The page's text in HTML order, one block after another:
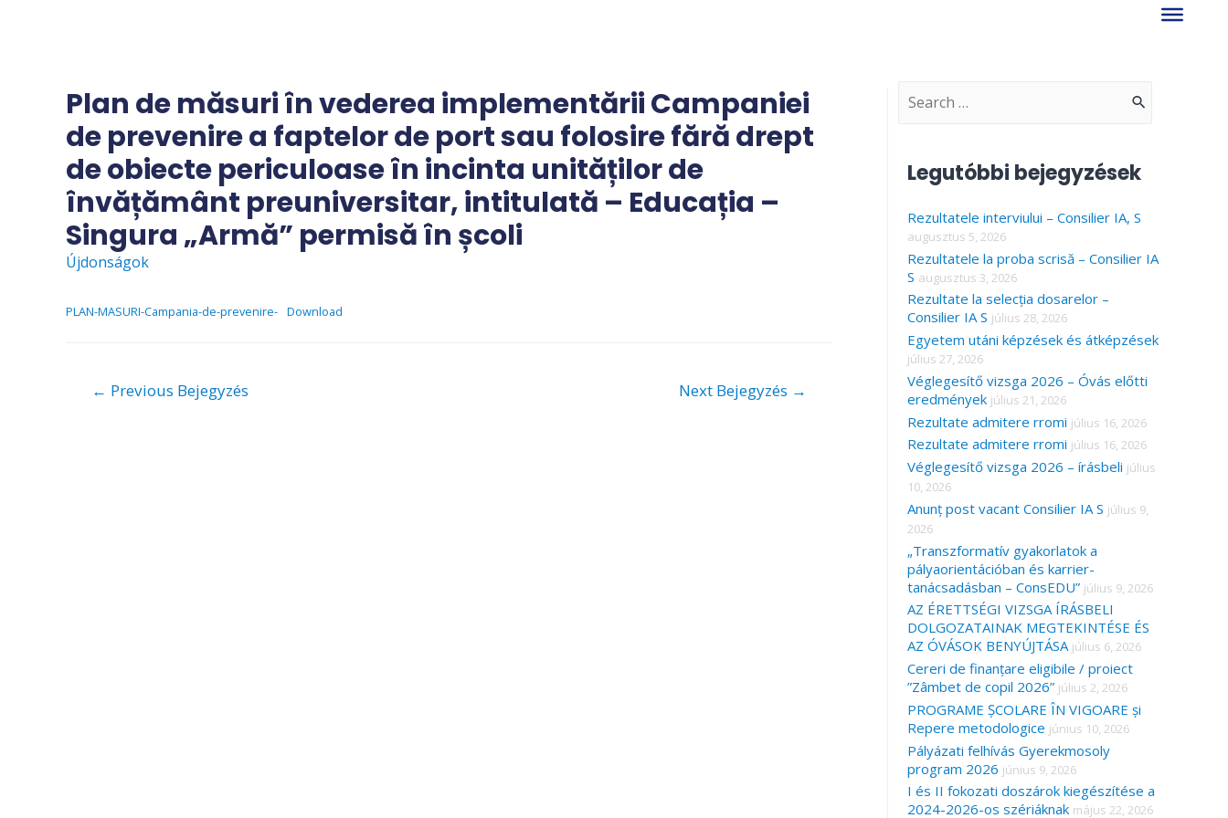
Plan de măsuri în vederea implementării Campaniei
de prevenire a faptelor de port sau folosire fără drept
de obiecte periculoase în incinta unităților de
învățământ preuniversitar, intitulată – Educația –
Singura „Armă” permisă în școli
Újdonságok
PLAN-MASURI-Campania-de-prevenire- Download
Bejegyzés
← Previous Bejegyzés Next Bejegyzés →
S
c
h
f
o
r
:
Legutóbbi bejegyzések
Rezultatele interviului – Consilier IA, S
augusztus 5, 2026
Rezultatele la proba scrisă – Consilier IA
S augusztus 3, 2026
Rezultate la selecția dosarelor –
Consilier IA S július 28, 2026
Egyetem utáni képzések és átképzések
július 27, 2026
Véglegesítő vizsga 2026 – Óvás előtti
eredmények július 21, 2026
Rezultate admitere rromi július 16, 2026
Rezultate admitere rromi július 16, 2026
Véglegesítő vizsga 2026 – írásbeli július
10, 2026
Anunț post vacant Consilier IA S július 9,
2026
„Transzformatív gyakorlatok a
pályaorientációban és karrier-
tanácsadásban – ConsEDU” július 9, 2026
AZ ÉRETTSÉGI VIZSGA ÍRÁSBELI
DOLGOZATAINAK MEGTEKINTÉSE ÉS
AZ ÓVÁSOK BENYÚJTÁSA július 6, 2026
Cereri de finanțare eligibile / proiect
”Zâmbet de copil 2026” július 2, 2026
PROGRAME ȘCOLARE ÎN VIGOARE și
Repere metodologice június 10, 2026
Pályázati felhívás Gyerekmosoly
program 2026 június 9, 2026
I és II fokozati doszárok kiegészítése a
2024-2026-os szériáknak május 22, 2026